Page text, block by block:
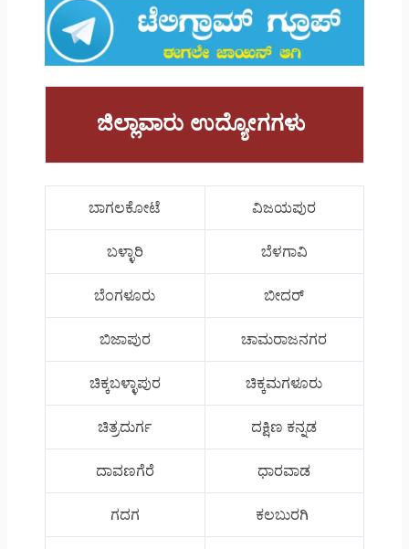
ಜಿಲ್ಲಾವಾರು ಉದ್ಯೋಗಗಳು
ಬಾಗಲಕೋಟೆ ವಿಜಯಪುರ
ಬಳ್ಳಾರಿ ಬೆಳಗಾವಿ
ಬೆಂಗಳೂರು ಬೀದರ್
ಬಿಜಾಪುರ ಚಾಮರಾಜನಗರ
ಚಿಕ್ಕಬಳ್ಳಾಪುರ ಚಿಕ್ಕಮಗಳೂರು
ಚಿತ್ರದುರ್ಗ ದಕ್ಷಿಣ ಕನ್ನಡ
ದಾವಣಗೆರೆ ಧಾರವಾಡ
ಗದಗ ಕಲಬುರಗಿ